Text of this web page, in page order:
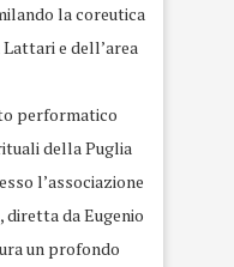
la coreutica
e dell’area
performatico
della Puglia
l’associazione
diretta da Eugenio
un profondo